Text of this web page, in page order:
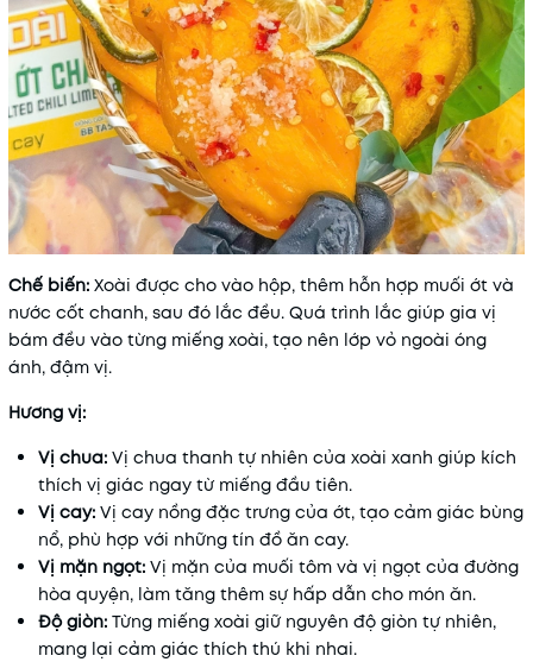
Chế biến: Xoài được cho vào hộp, thêm hỗn hợp muối ớt và
nước cốt chanh, sau đó lắc đều. Quá trình lắc giúp gia vị
bám đều vào từng miếng xoài, tạo nên lớp vỏ ngoài óng
ánh, đậm vị.
Hương vị:
Vị chua: Vị chua thanh tự nhiên của xoài xanh giúp kích
thích vị giác ngay từ miếng đầu tiên.
Vị cay: Vị cay nồng đặc trưng của ớt, tạo cảm giác bùng
nổ, phù hợp với những tín đồ ăn cay.
Vị mặn ngọt: Vị mặn của muối tôm và vị ngọt của đường
hòa quyện, làm tăng thêm sự hấp dẫn cho món ăn.
Độ giòn: Từng miếng xoài giữ nguyên độ giòn tự nhiên,
mang lại cảm giác thích thú khi nhai.